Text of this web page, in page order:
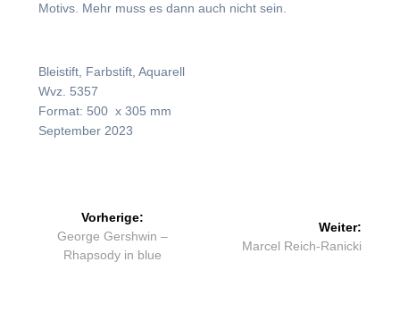
Motivs. Mehr muss es dann auch nicht sein.
Bleistift, Farbstift, Aquarell
Wvz. 5357
Format: 500 x 305 mm
September 2023
Beitragsnavigation
Vorherige:
Vorheriger
Beitrag:
George Gershwin –
Rhapsody in blue
Weiter:
Nächster
Marcel Reich-Ranicki